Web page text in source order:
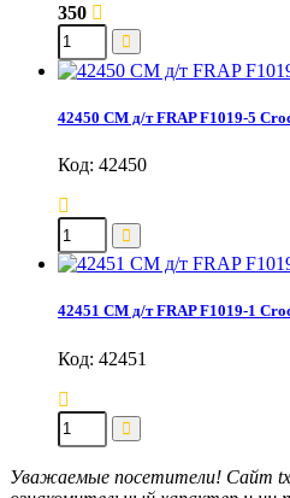
350
42450 СМ д/т FRAP F1019-5
Код: 42450
42451 СМ д/т FRAP F1019-1
Код: 42451
Уважаемые посетители! Сайт